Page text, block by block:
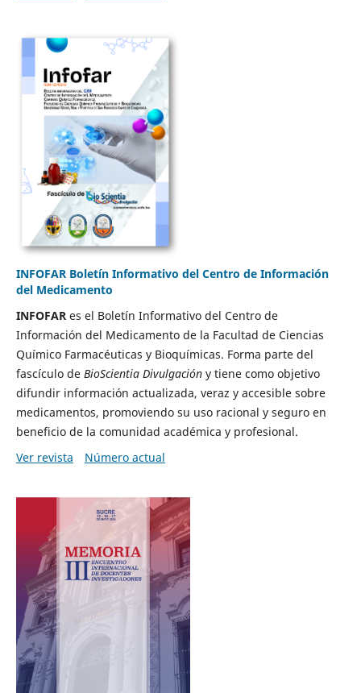
INFOFAR Boletín Informativo del Centro de Información
del Medicamento
INFOFARes el Boletín Informativo del Centro de
Información del Medicamento de la Facultad de Ciencias
Químico Farmacéuticas y Bioquímicas. Forma parte del
fascículo de BioScientia Divulgacióny tiene como objetivo
difundir información actualizada, veraz y accesible sobre
medicamentos, promoviendo su uso racional y seguro en
beneficio de la comunidad académica y profesional.
Ver revista
Número actual